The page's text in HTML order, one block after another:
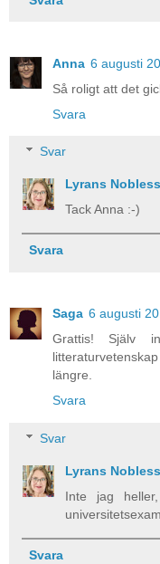
Anna 6 augusti
Så roligt att det
Svara
Svar
Lyrans
Tack Anna :-)
Svara
Saga 6 augusti
Grattis! Själv
längre.
Svara
Svar
Lyrans
Inte jag
Svara